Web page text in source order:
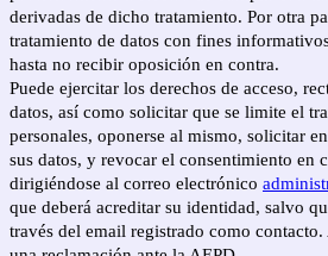
derivadas de dicho tratamiento. Por otra
tratamiento de datos con fines
hasta no recibir oposición en contra.
Puede ejercitar los derechos de acceso,
datos, así como solicitar que se limite el
personales, oponerse al mismo, solicitar
sus datos, y revocar el consentimiento en
dirigiéndose al correo electrónico
que deberá acreditar su identidad, salvo
través del email registrado como contacto.